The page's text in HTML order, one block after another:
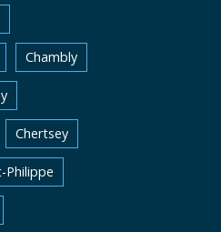
Chambly
Chertsey
Philippe